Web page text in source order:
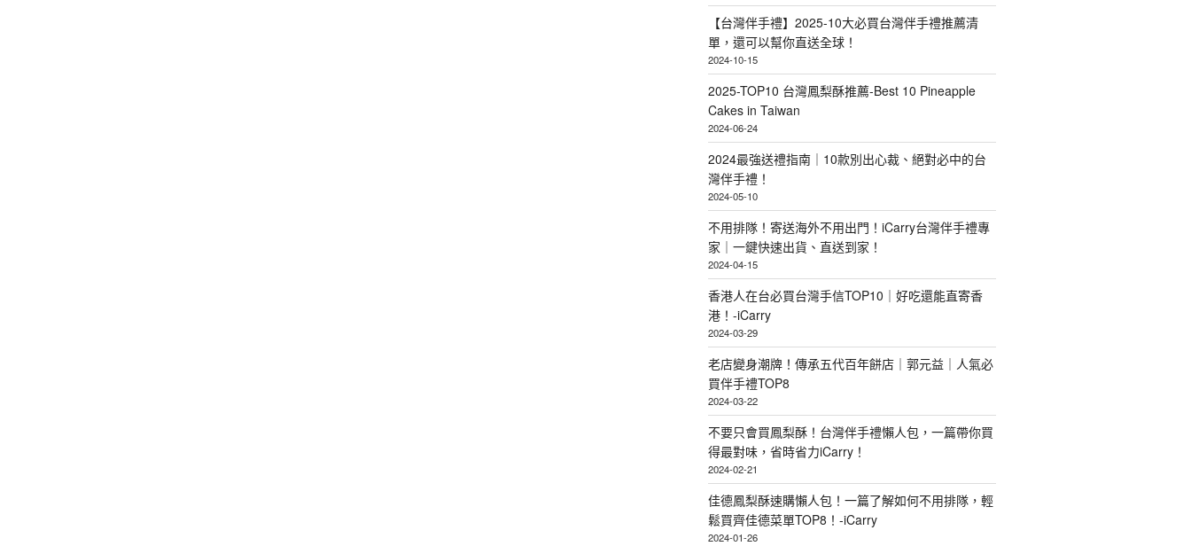
【台灣伴手禮】2025-10大必買台灣伴手禮推薦清
單，還可以幫你直送全球！
2024-10-15
2025-TOP10 台灣鳳梨酥推薦-Best 10 Pineapple
Cakes in Taiwan
2024-06-24
2024最強送禮指南｜10款別出心裁、絕對必中的台
灣伴手禮！
2024-05-10
不用排隊！寄送海外不用出門！iCarry台灣伴手禮專
家｜一鍵快速出貨、直送到家！
2024-04-15
香港人在台必買台灣手信TOP10｜好吃還能直寄香
港！-iCarry
2024-03-29
老店變身潮牌！傳承五代百年餅店｜郭元益｜人氣必
買伴手禮TOP8
2024-03-22
不要只會買鳳梨酥！台灣伴手禮懶人包，一篇帶你買
得最對味，省時省力iCarry！
2024-02-21
佳德鳳梨酥速購懶人包！一篇了解如何不用排隊，輕
鬆買齊佳德菜單TOP8！-iCarry
2024-01-26